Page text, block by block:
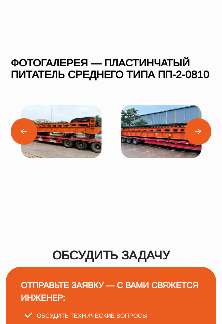
ФОТОГАЛЕРЕЯ — ПЛАСТИНЧАТЫЙ
ПИТАТЕЛЬ СРЕДНЕГО ТИПА ПП-2-0810
ОБСУДИТЬ ЗАДАЧУ
ОТПРАВЬТЕ ЗАЯВКУ — С ВАМИ СВЯЖЕТСЯ
ИНЖЕНЕР:
ОБСУДИТЬ ТЕХНИЧЕСКИЕ ВОПРОСЫ